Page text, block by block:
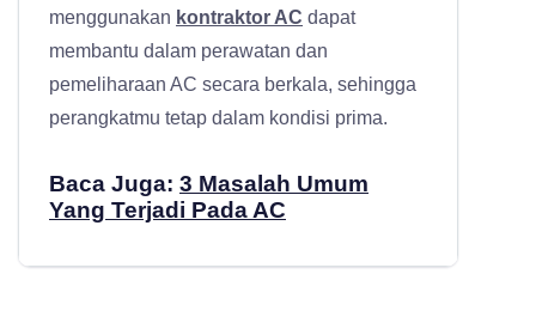
menggunakan kontraktor AC dapat
membantu dalam perawatan dan
pemeliharaan AC secara berkala, sehingga
perangkatmu tetap dalam kondisi prima.
Baca Juga: 3 Masalah Umum
Yang Terjadi Pada AC